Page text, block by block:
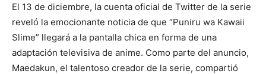
El 13 de diciembre, la cuenta oficial de Twitter de la serie
reveló la emocionante noticia de que “Puniru wa Kawaii
Slime” llegará a la pantalla chica en forma de una
adaptación televisiva de anime. Como parte del anuncio,
Maedakun, el talentoso creador de la serie, compartió